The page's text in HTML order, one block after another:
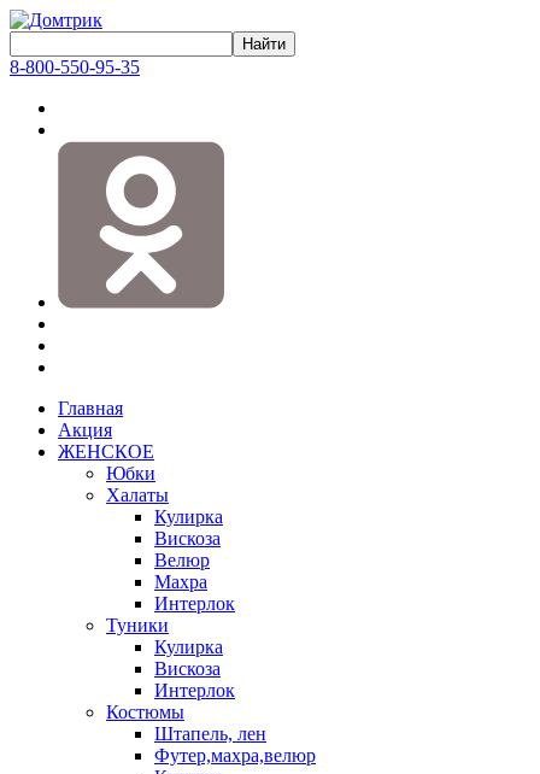
8-800-550-95-35
Главная
Акция
ЖЕНСКОЕ
Юбки
Халаты
Кулирка
Вискоза
Велюр
Махра
Интерлок
Туники
Кулирка
Вискоза
Интерлок
Костюмы
Штапель, лен
Футер,махра,велюр